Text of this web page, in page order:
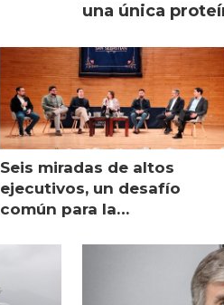
una única
Seis miradas de altos
ejecutivos, un desafío
común para la